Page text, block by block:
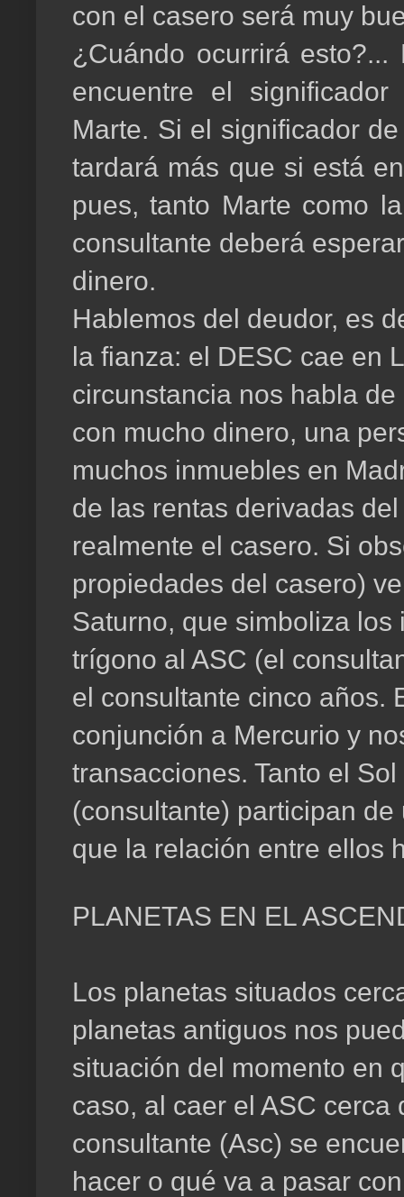
con el casero será muy
¿Cuándo ocurrirá
encuentre el
Marte. Si el significador
tardará más que si está
pues, tanto Marte como
consultante deberá
dinero.
Hablemos del deudor, es
la fianza: el DESC cae en
circunstancia nos habla
con mucho dinero, una
muchos inmuebles en
de las rentas derivadas
realmente el casero. Si
propiedades del casero)
Saturno, que simboliza
trígono al ASC (el
el consultante cinco años.
conjunción a Mercurio y
transacciones. Tanto el
(consultante) participan
que la relación entre ellos
PLANETAS EN EL
Los planetas situados
planetas antiguos nos
situación del momento en
caso, al caer el ASC
consultante (Asc) se
hacer o qué va a pasar